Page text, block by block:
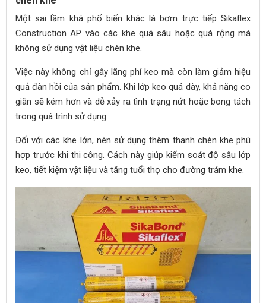
Một sai lầm khá phổ biến khác là bơm trực tiếp Sikaflex
Construction AP vào các khe quá sâu hoặc quá rộng mà
không sử dụng vật liệu chèn khe.
Việc này không chỉ gây lãng phí keo mà còn làm giảm hiệu
quả đàn hồi của sản phẩm. Khi lớp keo quá dày, khả năng co
giãn sẽ kém hơn và dễ xảy ra tình trạng nứt hoặc bong tách
trong quá trình sử dụng.
Đối với các khe lớn, nên sử dụng thêm thanh chèn khe phù
hợp trước khi thi công. Cách này giúp kiểm soát độ sâu lớp
keo, tiết kiệm vật liệu và tăng tuổi thọ cho đường trám khe.